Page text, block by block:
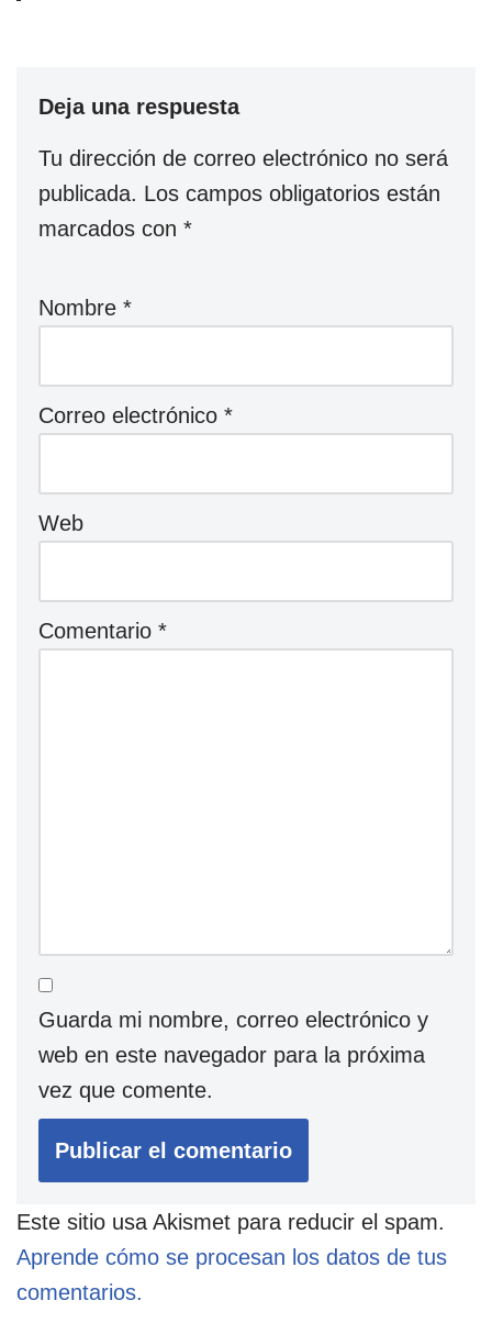
Deja una respuesta
Tu dirección de correo electrónico no será
publicada. Los campos obligatorios están
marcados con *
Nombre *
Correo electrónico *
Web
Comentario *
Guarda mi nombre, correo electrónico y
web en este navegador para la próxima
vez que comente.
Este sitio usa Akismet para reducir el spam.
Aprende cómo se procesan los datos de tus
comentarios.